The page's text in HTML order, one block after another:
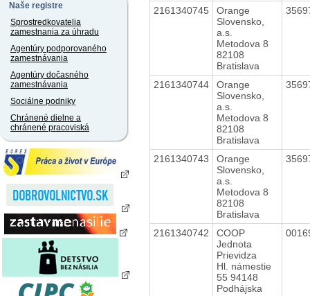
Naše registre
Sprostredkovatelia
zamestnania za úhradu
Agentúry podporovaného
zamestnávania
Agentúry dočasného
zamestnávania
Sociálne podniky
Chránené dielne a
chránené pracoviská
2161340745
Orange
Slovensko,
a.s.
Metodova 8
82108
Bratislava
2161340744
Orange
Slovensko,
a.s.
Metodova 8
82108
Bratislava
2161340743
Orange
Slovensko,
a.s.
Metodova 8
82108
Bratislava
2161340742
COOP
Jednota
Prievidza
Hl. námestie
55 94148
Podhájska